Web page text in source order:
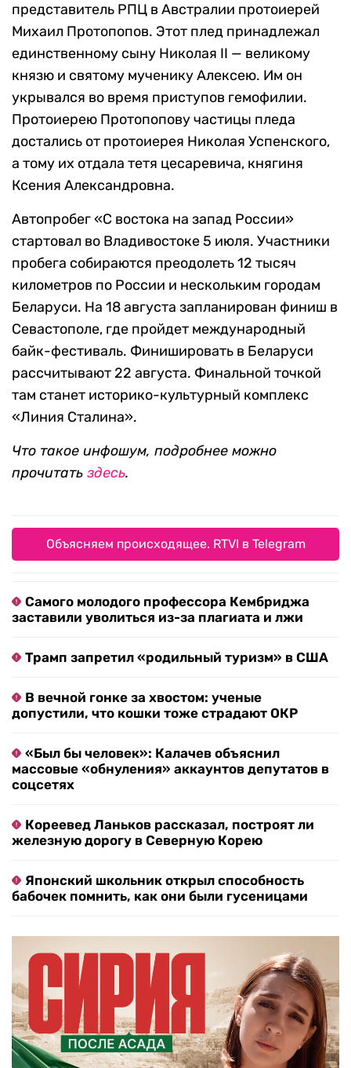
представитель РПЦ в Австралии протоиерей
Михаил Протопопов. Этот плед принадлежал
единственному сыну Николая II — великому
князю и святому мученику Алексею. Им он
укрывался во время приступов гемофилии.
Протоиерею Протопопову частицы пледа
достались от протоиерея Николая Успенского,
а тому их отдала тетя цесаревича, княгиня
Ксения Александровна.
Автопробег «С востока на запад России»
стартовал во Владивостоке 5 июля. Участники
пробега собираются преодолеть 12 тысяч
километров по России и нескольким городам
Беларуси. На 18 августа запланирован финиш в
Севастополе, где пройдет международный
байк-фестиваль. Финишировать в Беларуси
рассчитывают 22 августа. Финальной точкой
там станет историко-культурный комплекс
«Линия Сталина».
Что такое инфошум, подробнее можно
прочитать здесь.
Объясняем происходящее. RTVI в Telegram
Самого молодого профессора Кембриджа
заставили уволиться из-за плагиата и лжи
Трамп запретил «родильный туризм» в США
В вечной гонке за хвостом: ученые
допустили, что кошки тоже страдают ОКР
«Был бы человек»: Калачев объяснил
массовые «обнуления» аккаунтов депутатов в
соцсетях
Кореевед Ланьков рассказал, построят ли
железную дорогу в Северную Корею
Японский школьник открыл способность
бабочек помнить, как они были гусеницами